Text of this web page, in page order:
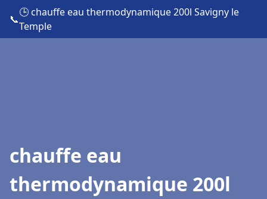
📞
🕒 chauffe eau thermodynamique 200l Savigny le
Temple
chauffe eau
thermodynamique 200l